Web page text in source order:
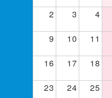
2
3 4
9
10 11
16
17 18
23
24 25